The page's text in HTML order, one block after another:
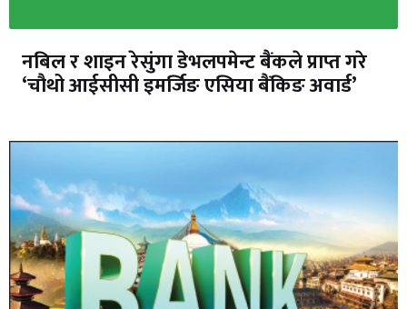
नबिल र शाइन रेसुंगा डेभलपमेन्ट बैंकले प्राप्त गरे
‘चौथो आईसीसी इमर्जिङ एसिया बैंकिङ अवार्ड’